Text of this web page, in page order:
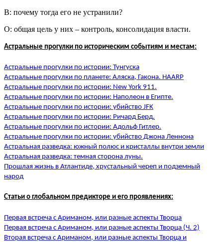
В: почему тогда его не устранили?
О: общая цель у них – контроль, консолидация власти.
Астральные прогулки по историческим событиям и местам:
Астральные прогулки по истории: Тунгуска
Астральные прогулки по планете: Аляска, Гакона. HAARP
Астральные прогулки по истории: New York 911.
Астральные прогулки по истории: Наполеон в Египте.
Астральные прогулки по истории: убийство JFK
Астральные прогулки по истории: Ричард Берд.
Астральные прогулки по истории: Адольф Гитлер.
Астральные прогулки по истории: убийство Джона Леннона
Астральная разведка: южный полюс и кристаллы внутри земли
Астральная разведка: темная сторона луны.
Прошлая жизнь в Атлантиде, хрустальный череп и подземный
народ
Статьи о глобальном предикторе и его проявлениях:
Первая встреча с Ариманом, или разные аспекты Творца
Первая встреча с Ариманом, или разные аспекты Творца (Ч. 2)
Вторая встреча с Ариманом, или разные аспекты Творца и